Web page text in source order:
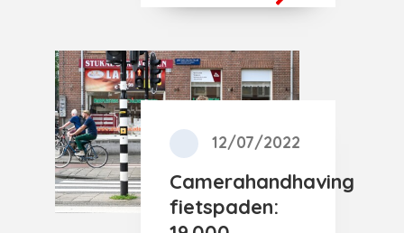
12/07/2022
Camerahandhaving
fietspaden: